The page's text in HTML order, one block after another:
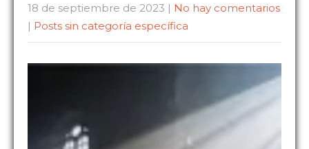
18 de septiembre de 2023 | No hay comentarios
| Posts sin categoría específica